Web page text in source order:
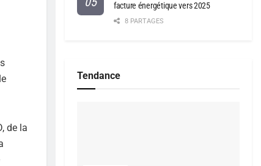
de la
facture énergétique vers 2025
8 PARTAGES
Tendance